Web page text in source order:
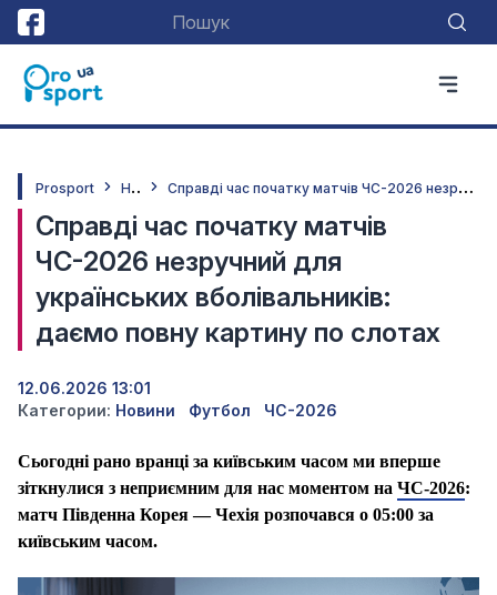
Prosport Н
овини С
правді час початку матчів ЧС-2026 незручний для українських вболівальників: даємо повну картину по слотах
Справді час початку матчів
ЧС-2026 незручний для
українських вболівальників:
даємо повну картину по слотах
12.06.2026 13:01
Категории: Новини Футбол ЧС-2026
Сьогодні рано вранці за київським часом ми вперше
зіткнулися з неприємним для нас моментом на ЧС-2026:
матч Південна Корея — Чехія розпочався о 05:00 за
київським часом.